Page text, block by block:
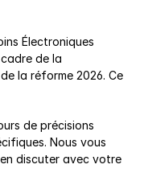
Électroniques
de la
la réforme 2026. Ce
de précisions
Nous vous
discuter avec votre